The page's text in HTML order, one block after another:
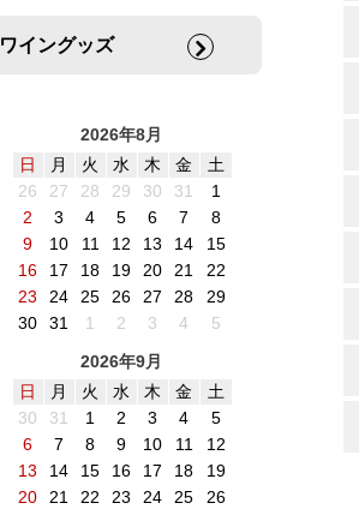
ワイングッズ
2026年8月
日
月 火 水 木 金
土
26
27 28 29 30 31
1
2
3 4 5 6 7
8
9
10 11 12 13 14
15
16
17 18 19 20 21
22
23
24 25 26 27 28
29
30
31 1 2 3 4
5
2026年9月
日
月 火 水 木 金
土
30
31 1 2 3 4
5
6
7 8 9 10 11
12
13
14 15 16 17 18
19
20
21 22 23 24 25
26